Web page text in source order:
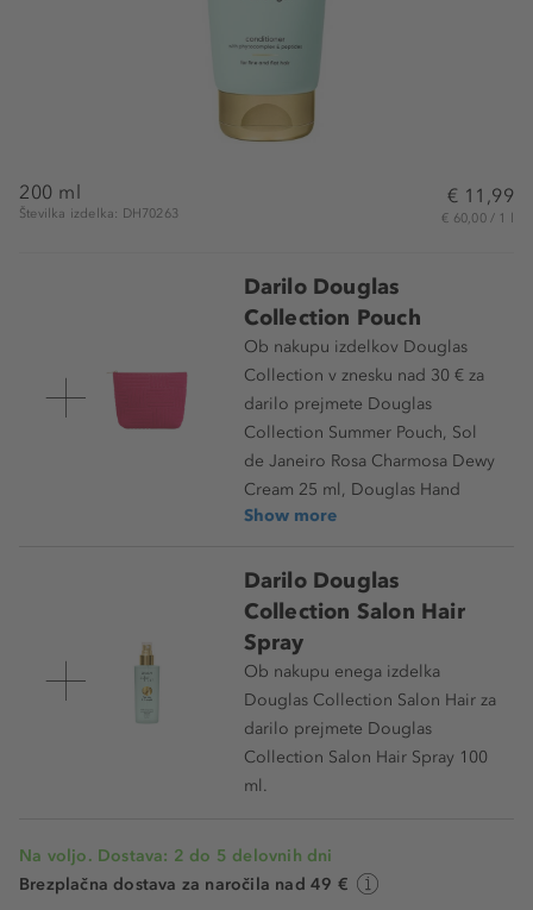
200 ml
Številka izdelka: DH70263
€ 11,99
€ 60,00 / 1 l
Darilo Douglas
Collection Pouch
Ob nakupu izdelkov Douglas
Collection v znesku nad 30 € za
darilo prejmete Douglas
Collection Summer Pouch, Sol
de Janeiro Rosa Charmosa Dewy
Cream 25 ml, Douglas Hand
Show more
Darilo Douglas
Collection Salon Hair
Spray
Ob nakupu enega izdelka
Douglas Collection Salon Hair za
darilo prejmete Douglas
Collection Salon Hair Spray 100
ml.
Na voljo. Dostava: 2 do 5 delovnih dni
Brezplačna dostava za naročila nad 49 €